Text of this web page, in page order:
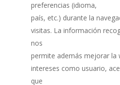
preferencias (idioma,
país, etc.) durante la
visitas. La información
nos
permite además mejorar la
intereses como usuario,
que